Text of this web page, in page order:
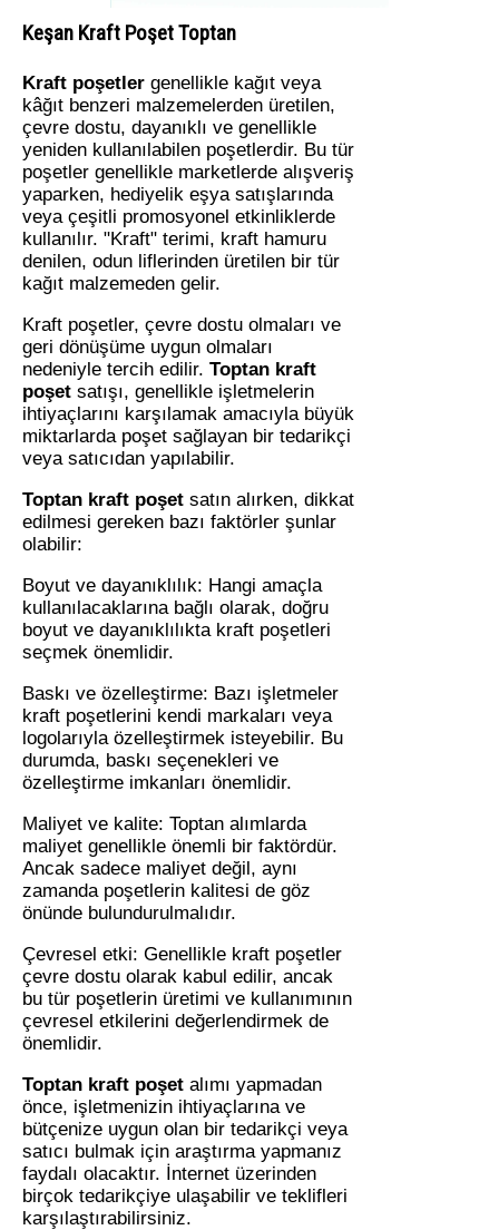
Keşan Kraft Poşet Toptan
Kraft poşetler genellikle kağıt veya
kâğıt benzeri malzemelerden üretilen,
çevre dostu, dayanıklı ve genellikle
yeniden kullanılabilen poşetlerdir. Bu tür
poşetler genellikle marketlerde alışveriş
yaparken, hediyelik eşya satışlarında
veya çeşitli promosyonel etkinliklerde
kullanılır. "Kraft" terimi, kraft hamuru
denilen, odun liflerinden üretilen bir tür
kağıt malzemeden gelir.
Kraft poşetler, çevre dostu olmaları ve
geri dönüşüme uygun olmaları
nedeniyle tercih edilir. Toptan kraft
poşet satışı, genellikle işletmelerin
ihtiyaçlarını karşılamak amacıyla büyük
miktarlarda poşet sağlayan bir tedarikçi
veya satıcıdan yapılabilir.
Toptan kraft poşet satın alırken, dikkat
edilmesi gereken bazı faktörler şunlar
olabilir:
Boyut ve dayanıklılık: Hangi amaçla
kullanılacaklarına bağlı olarak, doğru
boyut ve dayanıklılıkta kraft poşetleri
seçmek önemlidir.
Baskı ve özelleştirme: Bazı işletmeler
kraft poşetlerini kendi markaları veya
logolarıyla özelleştirmek isteyebilir. Bu
durumda, baskı seçenekleri ve
özelleştirme imkanları önemlidir.
Maliyet ve kalite: Toptan alımlarda
maliyet genellikle önemli bir faktördür.
Ancak sadece maliyet değil, aynı
zamanda poşetlerin kalitesi de göz
önünde bulundurulmalıdır.
Çevresel etki: Genellikle kraft poşetler
çevre dostu olarak kabul edilir, ancak
bu tür poşetlerin üretimi ve kullanımının
çevresel etkilerini değerlendirmek de
önemlidir.
Toptan kraft poşet alımı yapmadan
önce, işletmenizin ihtiyaçlarına ve
bütçenize uygun olan bir tedarikçi veya
satıcı bulmak için araştırma yapmanız
faydalı olacaktır. İnternet üzerinden
birçok tedarikçiye ulaşabilir ve teklifleri
karşılaştırabilirsiniz.